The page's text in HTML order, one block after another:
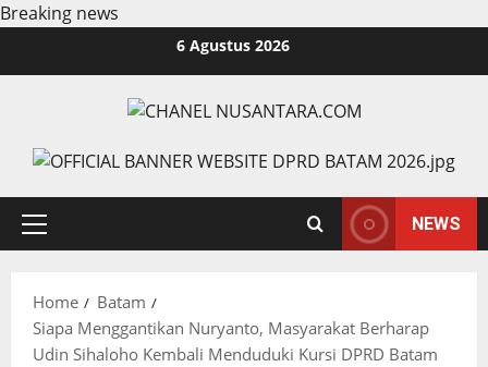
Breaking news
6 Agustus 2026
Primary
NEWS
Home
Batam
Siapa Menggantikan Nuryanto, Masyarakat Berharap
Udin Sihaloho Kembali Menduduki Kursi DPRD Batam